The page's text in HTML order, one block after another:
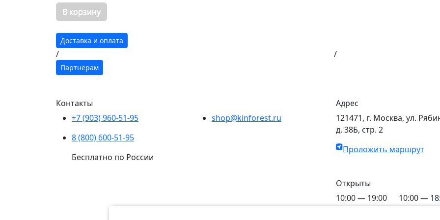
В корзину
Доставка и оплата
/
Партнёрам
/
Контакты
+7 (903) 960-51-95
8 (800) 600-51-95
Бесплатно по России
shop@kinforest.ru
Адрес
121471, г. Москва, ул.
д. 38Б, стр. 2
Проложить маршрут
Открыты
10:00 — 19:00
10:00 —